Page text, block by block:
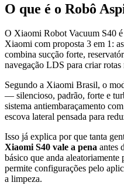
O que é o Robô
O Xiaomi Robot Vacuum S40
Xiaomi com proposta 3 em 1:
combina sucção forte,
navegação LDS para criar rotas
Segundo a Xiaomi Brasil, o
— silencioso, padrão, forte e
sistema antiembaraçamento
escova lateral pensada para
Isso já explica por que tanta
Xiaomi S40 vale a pena antes
básico que anda aleatoriamente
permite configurações pelo
a limpeza.